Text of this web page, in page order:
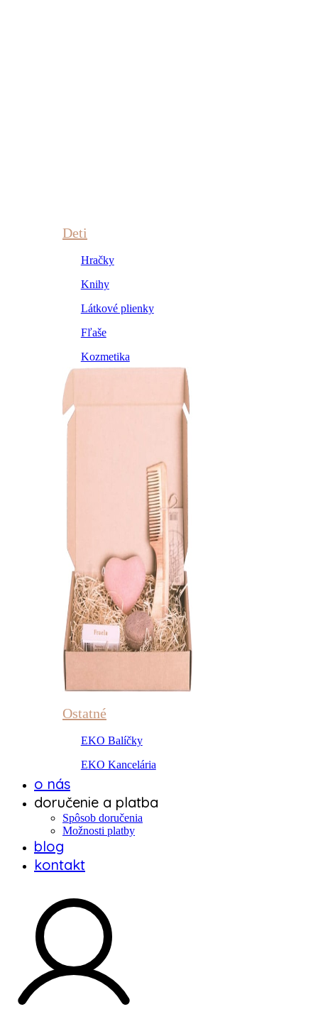
Deti
Hračky
Knihy
Látkové plienky
Fľaše
Kozmetika
Ostatné
EKO Balíčky
EKO Kancelária
o nás
doručenie a platba
Spôsob doručenia
Možnosti platby
blog
kontakt